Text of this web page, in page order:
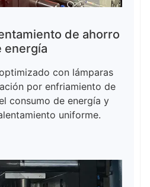
de ahorro
energía
con lámparas
por enfriamiento de
consumo de energía y
uniforme.